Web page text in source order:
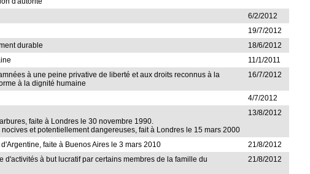
6/2/2012
19/7/2012
durable
18/6/2012
11/1/2011
à une peine privative de liberté et aux droits reconnus à la
à la dignité humaine
16/7/2012
4/7/2012
faite à Londres le 30 novembre 1990.
et potentiellement dangereuses, fait à Londres le 15 mars 2000
13/8/2012
faite à Buenos Aires le 3 mars 2010
21/8/2012
à but lucratif par certains membres de la famille du
21/8/2012